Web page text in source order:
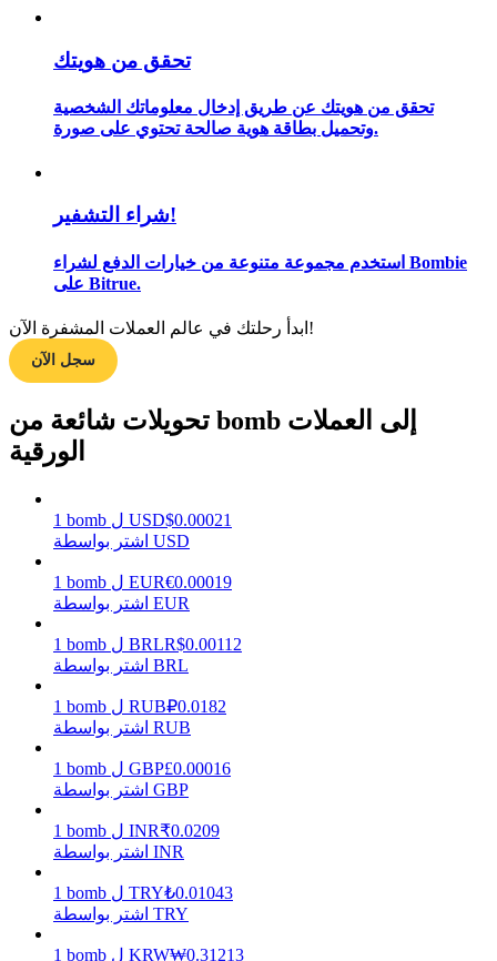
مرشد
دليل المبتدئين للعقود الآجلة
استراتيجيات التداول
تعلم كيفية البقاء مربحة
يكسب
خنزير الطاقة
احصل على مكافآت تنافسية يوميًا
تحقق من هويتك
تحقق من هويتك عن طريق إدخال معلوماتك الشخصية
وتحميل بطاقة هوية صالحة تحتوي على صورة.
شراء التشفير!
استخدم مجموعة متنوعة من خيارات الدفع لشراء Bombie
على Bitrue.
ابدأ رحلتك في عالم العملات المشفرة الآن!
سجل الآن
تحويلات شائعة من bomb إلى العملات
الورقية
1 bomb ل USD$0.00021
اشتر بواسطة USD
1 bomb ل EUR€0.00019
اشتر بواسطة EUR
1 bomb ل BRLR$0.00112
اشتر بواسطة BRL
1 bomb ل RUB₽0.0182
اشتر بواسطة RUB
1 bomb ل GBP£0.00016
اشتر بواسطة GBP
1 bomb ل INR₹0.0209
اشتر بواسطة INR
1 bomb ل TRY₺0.01043
اشتر بواسطة TRY
1 bomb ل KRW₩0.31213